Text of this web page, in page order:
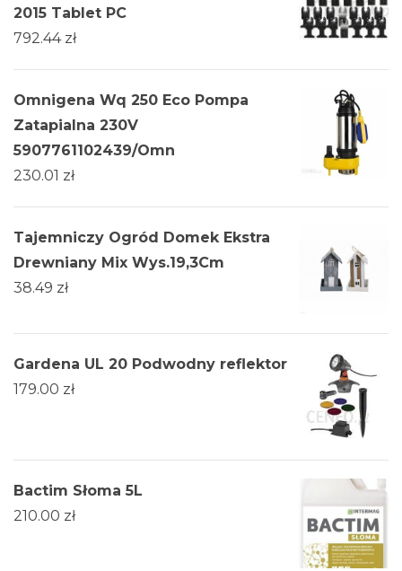
2015 Tablet PC
792.44 zł
Omnigena Wq 250 Eco Pompa
Zatapialna 230V
5907761102439/Omn
230.01 zł
Tajemniczy Ogród Domek Ekstra
Drewniany Mix Wys.19,3Cm
38.49 zł
Gardena UL 20 Podwodny reflektor
179.00 zł
Bactim Słoma 5L
210.00 zł